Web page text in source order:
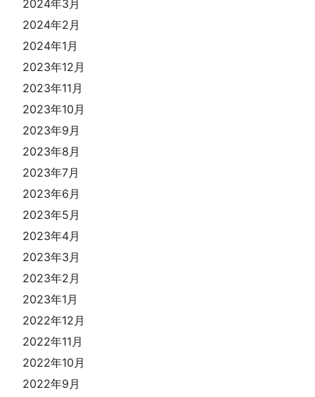
2024年3月
2024年2月
2024年1月
2023年12月
2023年11月
2023年10月
2023年9月
2023年8月
2023年7月
2023年6月
2023年5月
2023年4月
2023年3月
2023年2月
2023年1月
2022年12月
2022年11月
2022年10月
2022年9月